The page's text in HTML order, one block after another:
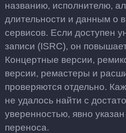
названию, исполнителю,
длительности и данным о
сервисов. Если доступен
записи (ISRC), он
Концертные версии,
версии, ремастеры и
проверяются отдельно.
не удалось найти с
уверенностью, явно указан
переноса.